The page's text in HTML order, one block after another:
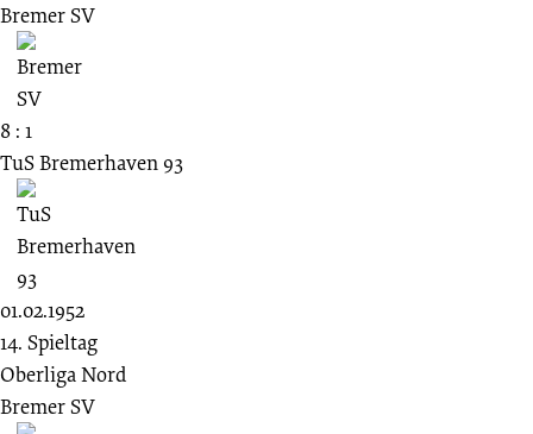
Bremer SV
8 : 1
TuS Bremerhaven 93
01.02.1952
14. Spieltag
Oberliga Nord
Bremer SV